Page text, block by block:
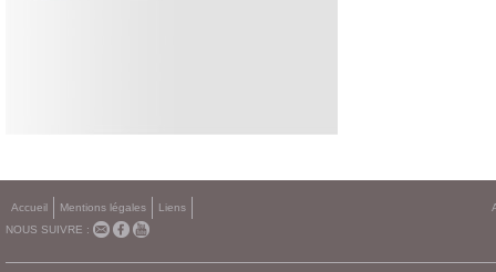
Accueil Mentions légales
Liens
NOUS SUIVRE :